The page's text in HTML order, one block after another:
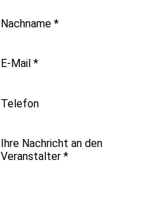
Nachname *
E-Mail *
Telefon
Ihre Nachricht an den
Veranstalter *